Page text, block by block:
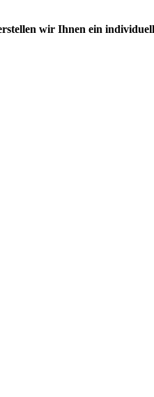
wir Ihnen ein